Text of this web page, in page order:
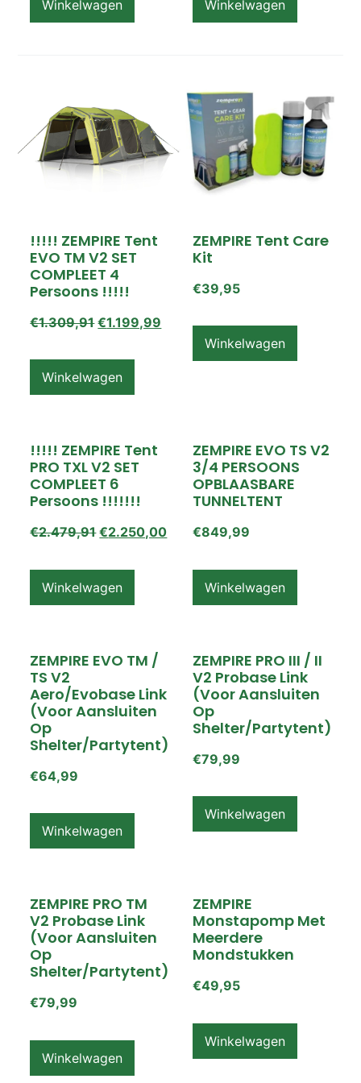
Winkelwagen Winkelwagen
!!!!! ZEMPIRE Tent
EVO TM V2 SET
COMPLEET 4
Persoons !!!!!
€1.309,91 €1.199,99
Winkelwagen
ZEMPIRE Tent Care
Kit
€39,95
Winkelwagen
!!!!! ZEMPIRE Tent
PRO TXL V2 SET
COMPLEET 6
Persoons !!!!!!!
€2.479,91 €2.250,00
Winkelwagen
ZEMPIRE EVO TS V2
3/4 PERSOONS
OPBLAASBARE
TUNNELTENT
€849,99
Winkelwagen
ZEMPIRE EVO TM /
TS V2
Aero/Evobase Link
(voor Aansluiten
Op
Shelter/partytent)
€64,99
Winkelwagen
ZEMPIRE PRO III / II
V2 Probase Link
(voor Aansluiten
Op
Shelter/partytent)
€79,99
Winkelwagen
ZEMPIRE PRO TM
V2 Probase Link
(voor Aansluiten
Op
Shelter/partytent)
€79,99
Winkelwagen
ZEMPIRE
Monstapomp Met
Meerdere
Mondstukken
€49,95
Winkelwagen